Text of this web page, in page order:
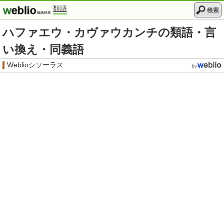
類語 検索
ハファエウ・カヴァウカンチの類語・言
い換え・同義語
Weblioシソーラス